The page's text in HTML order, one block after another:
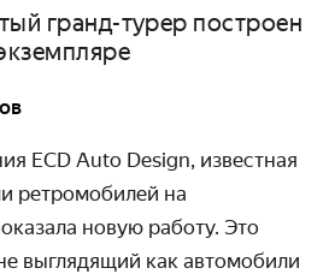
гранд-турер построен
ECD Auto Design, известная
ретромобилей на
новую работу. Это
выглядящий как автомобили